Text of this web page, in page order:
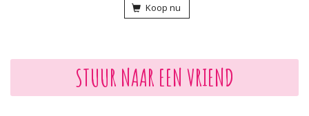
Koop nu
STUUR NAAR EEN VRIEND